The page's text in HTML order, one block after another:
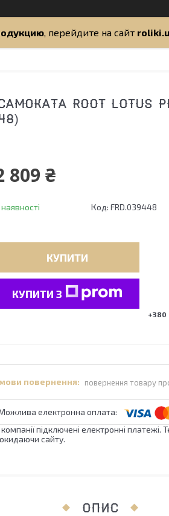
, перейдите на сайт
ROOT LOTUS
809 ₴
Код: FRD.039448
КУПИТИ
КУПИТИ З
+380
повернення товару
підключені електронні
сайту.
ОПИС